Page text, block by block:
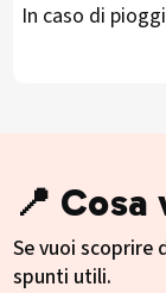
In caso di
📍
Se vuoi scoprire
spunti utili.